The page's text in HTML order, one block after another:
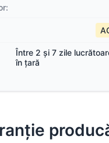
Între 2 și 7 zile
în țară